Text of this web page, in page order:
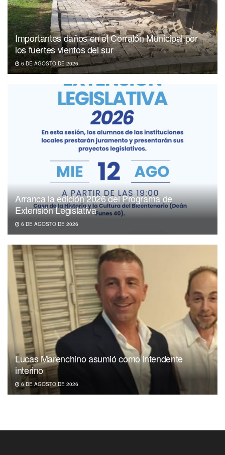
Importantes daños en el Corralón Municipal por
los fuertes vientos del sur
6 DE AGOSTO DE 2026
Arranca la edición 2026 del Programa de
Extensión Legislativa
6 DE AGOSTO DE 2026
Lucas Marenchino asumió como intendente
interino
6 DE AGOSTO DE 2026